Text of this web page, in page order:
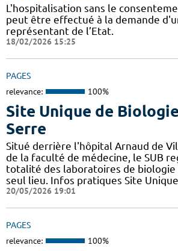
L'hospitalisation sans le
peut être effectué à la demande
représentant de l’Etat.
18/02/2026 15:25
PAGES
relevance: 100%
Site Unique de
Serre
Situé derrière l'hôpital Arnaud de
de la faculté de médecine, le SUB
totalité des laboratoires de biologie
seul lieu. Infos pratiques Site
20/05/2026 19:01
PAGES
relevance: 100%